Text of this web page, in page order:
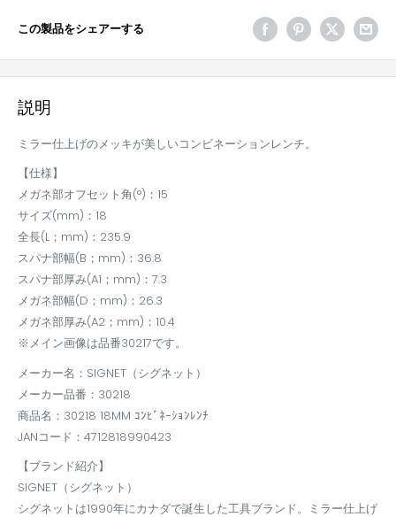
この製品をシェアーする
説明
ミラー仕上げのメッキが美しいコンビネーションレンチ。
【仕様】
メガネ部オフセット角(°)：15
サイズ(mm)：18
全長(L；mm)：235.9
スパナ部幅(B；mm)：36.8
スパナ部厚み(A1；mm)：7.3
メガネ部幅(D；mm)：26.3
メガネ部厚み(A2；mm)：10.4
※メイン画像は品番30217です。
メーカー名：SIGNET（シグネット）
メーカー品番：30218
商品名：30218 18MM ｺﾝﾋﾞﾈｰｼｮﾝﾚﾝﾁ
JANコード：4712818990423
【ブランド紹介】
SIGNET（シグネット）
シグネットは1990年にカナダで誕生した工具ブランド。ミラー仕上げ